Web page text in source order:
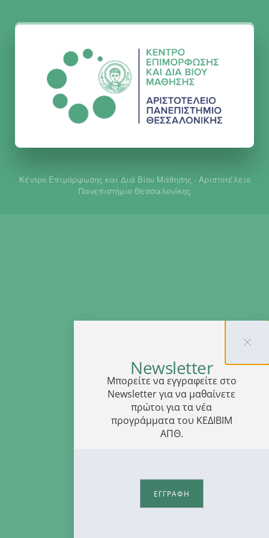
Κέντρο Επιμόρφωσης και Διά Βίου Μάθησης - Αριστοτέλειο
Πανεπιστήμιο Θεσσαλονίκης
Newsletter
Μπορείτε να εγγραφείτε στο
Newsletter για να μαθαίνετε
πρώτοι για τα νέα
προγράμματα του ΚΕΔΙΒΙΜ
ΑΠΘ.
ΕΓΓΡΑΦΗ